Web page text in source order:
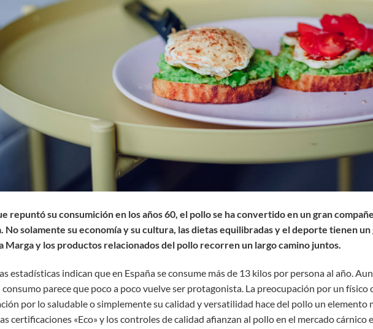
repuntó su consumición en los años 60, el pollo se ha convertido en un gran
No solamente su economía y su cultura, las dietas equilibradas y el deporte tienen un
Marga y los productos relacionados del pollo recorren un largo camino juntos.
estadísticas indican que en España se consume más de 13 kilos por persona al año.
consumo parece que poco a poco vuelve ser protagonista. La preocupación por un físico
por lo saludable o simplemente su calidad y versatilidad hace del pollo un elemento
certificaciones «Eco» y los controles de calidad afianzan al pollo en el mercado cárnico